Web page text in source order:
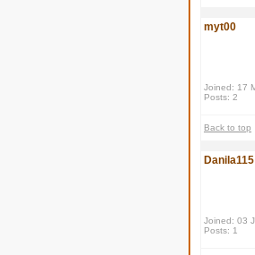
myt00
Joined: 17
Posts: 2
Back to top
Danila115
Joined: 03
Posts: 1